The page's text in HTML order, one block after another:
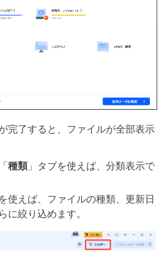
完了すると、ファイルが全部表示
種類」タブを使えば、分類表示で
使えば、ファイルの種類、更新日
に絞り込めます。